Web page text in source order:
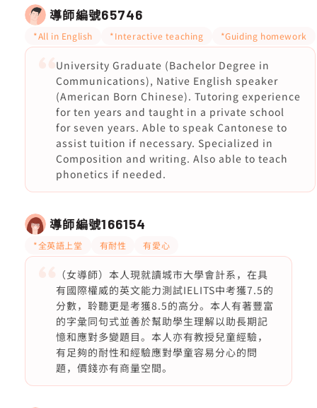
導師編號65746
*All in English *Interactive teaching *Guiding homework
University Graduate (Bachelor Degree in
Communications), Native English speaker
(American Born Chinese). Tutoring experience
for ten years and taught in a private school
for seven years. Able to speak Cantonese to
assist tuition if necessary. Specialized in
Composition and writing. Also able to teach
phonetics if needed.
導師編號166154
*全英語上堂 有耐性 有愛心
（女導師）本人現就讀城市大學會計系，在具
有國際權威的英文能力測試IELITS中考獲7.5的
分數，聆聽更是考獲8.5的高分。本人有著豐富
的字𢑥同句式並善於幫助學生理解以助長期記
憶和應對多變題目。本人亦有教授兒童經驗，
有足夠的耐性和經驗應對學童容易分心的問
題，價錢亦有商量空間。